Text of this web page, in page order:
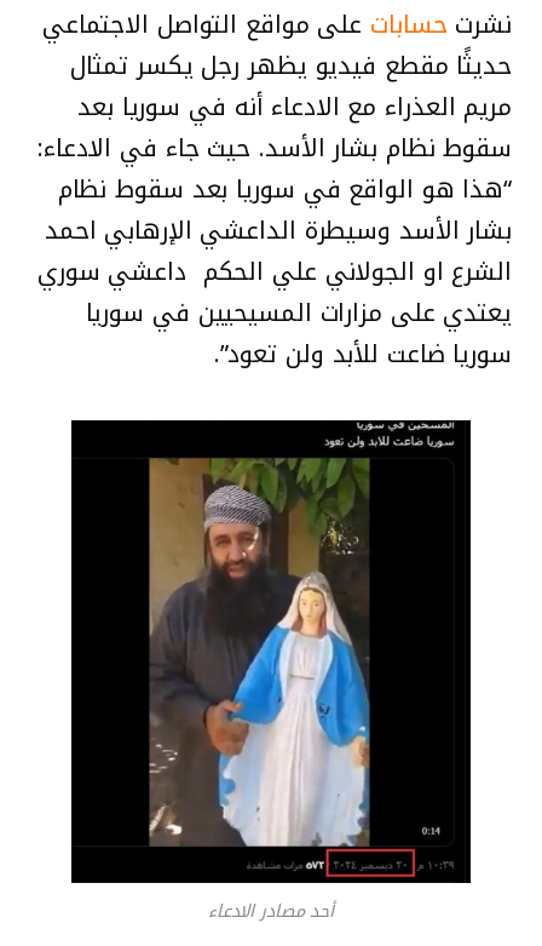
نشرت حسابات على مواقع التواصل الاجتماعي
حديثًا مقطع فيديو يظهر رجل يكسر تمثال
مريم العذراء مع الادعاء أنه في سوريا بعد
سقوط نظام بشار الأسد. حيث جاء في الادعاء:
“هذا هو الواقع في سوريا بعد سقوط نظام
بشار الأسد وسيطرة الداعشي الإرهابي احمد
الشرع او الجولاني علي الحكم داعشي سوري
يعتدي على مزارات المسيحيين في سوريا
سوريا ضاعت للأبد ولن تعود”.
أحد مصادر الادعاء